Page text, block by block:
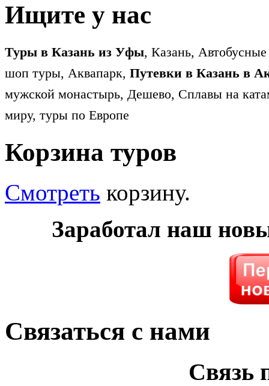
Ищите у нас
Туры в Казань из Уфы, Казань,
шоп туры, Аквапарк, Путевки в Казань в
мужской монастырь, Дешево, Сплавы на
миру, туры по Европе
Корзина туров
Смотреть корзину.
Заработал наш
Связаться с нами
Связь